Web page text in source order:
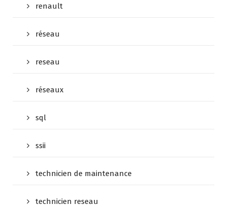
renault
réseau
reseau
réseaux
sql
ssii
technicien de maintenance
technicien reseau